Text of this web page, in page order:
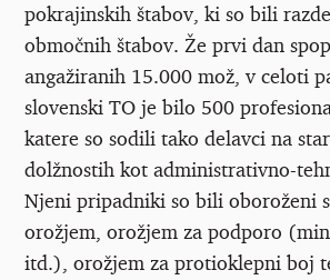
pokrajinskih štabov, ki so bili
območnih štabov. Že prvi dan
angažiranih 15.000 mož, v celoti
slovenski TO je bilo 500
katere so sodili tako delavci na
dolžnostih kot administrativno-
Njeni pripadniki so bili oboroženi
orožjem, orožjem za podporo
itd.), orožjem za protioklepni boj